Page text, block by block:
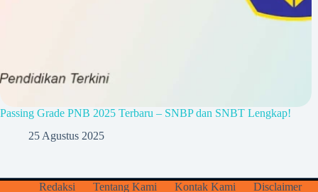
Passing Grade PNB 2025 Terbaru – SNBP dan SNBT Lengkap!
25 Agustus 2025
Redaksi Tentang Kami Kontak Kami Disclaimer